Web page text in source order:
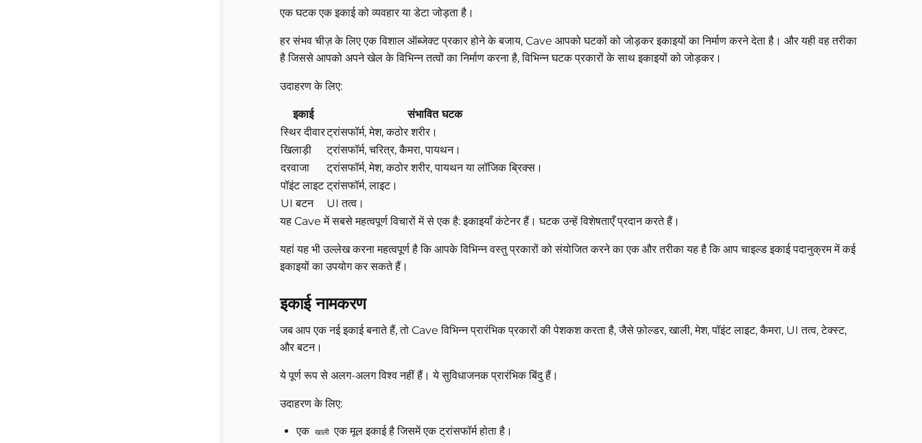
एक घटक एक इकाई को व्यवहार या डेटा जोड़ता है।
हर संभव चीज़ के लिए एक विशाल ऑब्जेक्ट प्रकार होने के बजाय, Cave आपको घटकों को जोड़कर इकाइयों का निर्माण करने देता है। और यही वह तरीका
है जिससे आपको अपने खेल के विभिन्न तत्वों का निर्माण करना है, विभिन्न घटक प्रकारों के साथ इकाइयों को जोड़कर।
उदाहरण के लिए:
इकाई
संभावित घटक
स्थिर दीवारट्रांसफॉर्म, मेश, कठोर शरीर।
खिलाड़ी
ट्रांसफॉर्म, चरित्र, कैमरा, पायथन।
दरवाजा
ट्रांसफॉर्म, मेश, कठोर शरीर, पायथन या लॉजिक ब्रिक्स।
पॉइंट लाइट ट्रांसफॉर्म, लाइट।
UI बटन
UI तत्व।
यह Cave में सबसे महत्वपूर्ण विचारों में से एक है: इकाइयाँ कंटेनर हैं। घटक उन्हें विशेषताएँ प्रदान करते हैं।
यहां यह भी उल्लेख करना महत्वपूर्ण है कि आपके विभिन्न वस्तु प्रकारों को संयोजित करने का एक और तरीका यह है कि आप चाइल्ड इकाई पदानुक्रम में कई
इकाइयों का उपयोग कर सकते हैं।
इकाई नामकरण
जब आप एक नई इकाई बनाते हैं, तो Cave विभिन्न प्रारंभिक प्रकारों की पेशकश करता है, जैसे फ़ोल्डर, खाली, मेश, पॉइंट लाइट, कैमरा, UI तत्व, टेक्स्ट,
और बटन।
ये पूर्ण रूप से अलग-अलग विश्व नहीं हैं। ये सुविधाजनक प्रारंभिक बिंदु हैं।
उदाहरण के लिए:
एक खाली एक मूल इकाई है जिसमें एक ट्रांसफॉर्म होता है।